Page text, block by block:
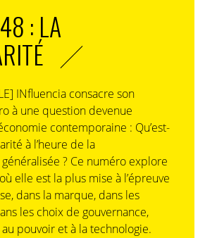
: LA
INfluencia consacre son
à une question devenue
contemporaine : Qu’est-
à l’heure de la
? Ce numéro explore
elle est la plus mise à l’épreuve
dans la marque, dans les
les choix de gouvernance,
pouvoir et à la technologie.